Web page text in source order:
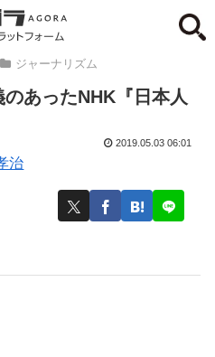
ジャーナリズム
あったNHK『日本人
治
2019.05.03 06:01